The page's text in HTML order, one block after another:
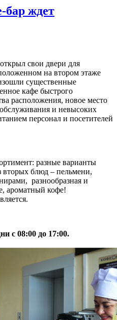
ждет
свои двери для
на втором этаже
существенные
кафе быстрого
расположения, новое место
обслуживания и невысоких
персонал и посетителей
разные варианты
блюд – пельмени,
разнообразная и
ароматный кофе!
с 08:00 до 17:00.